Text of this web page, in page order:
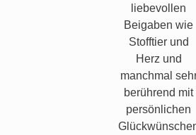
liebevollen
Beigaben wie
Stofftier und
Herz und
manchmal
berührend mit
persönlichen